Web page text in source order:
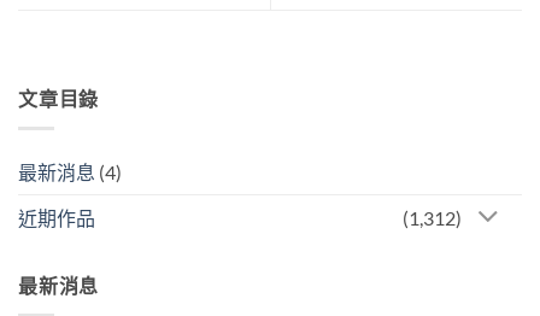
文章目錄
最新消息 (4)
近期作品 (1,312)
最新消息